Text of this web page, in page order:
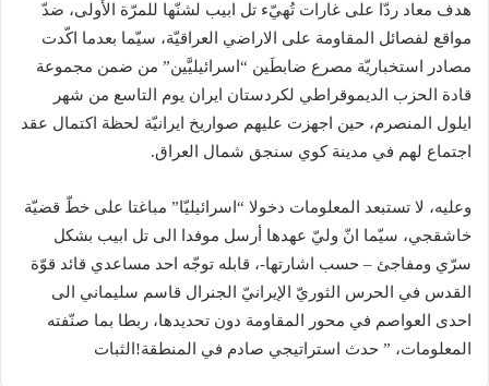
هدف معاد ردّا على غارات تُهيّء تل ابيب لشنّها للمرّة الأولى، ضدّ
مواقع لفصائل المقاومة على الاراضي العراقيّة، سيّما بعدما اكّدت
مصادر استخباريّة مصرع ضابطَين “اسرائيليَّين” من ضمن مجموعة
قادة الحزب الديموقراطي لكردستان ايران يوم التاسع من شهر
ايلول المنصرم، حين اجهزت عليهم صواريخ ايرانيّة لحظة اكتمال عقد
اجتماع لهم في مدينة كوي سنجق ​شمال العراق​.
وعليه، لا تستبعد المعلومات دخولا “اسرائيليّا” مباغتا على خطّ قضيّة
خاشقجي، سيّما انّ وليّ عهدها أرسل موفدا الى تل ابيب بشكل
سرّي ومفاجئ – حسب اشارتها-، قابله توجّه احد مساعدي قائد قوّة
القدس في الحرس الثوريّ الإيرانيّ الجنرال ​قاسم سليماني​ الى
احدى العواصم في محور المقاومة دون تحديدها، ربطا بما صنّفته
المعلومات، ” حدث استراتيجي صادم في المنطقة!الثبات